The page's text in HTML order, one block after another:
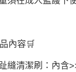
內容 🛒
縫清潔刷：內含